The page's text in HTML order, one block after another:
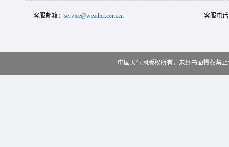
客服邮箱： service@weather.com.cn 客服电
中国天气网版权所有，未经书面授权